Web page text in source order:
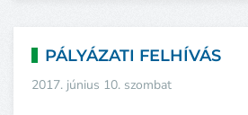
PÁLYÁZATI FELHÍVÁS
2017. június 10. szombat